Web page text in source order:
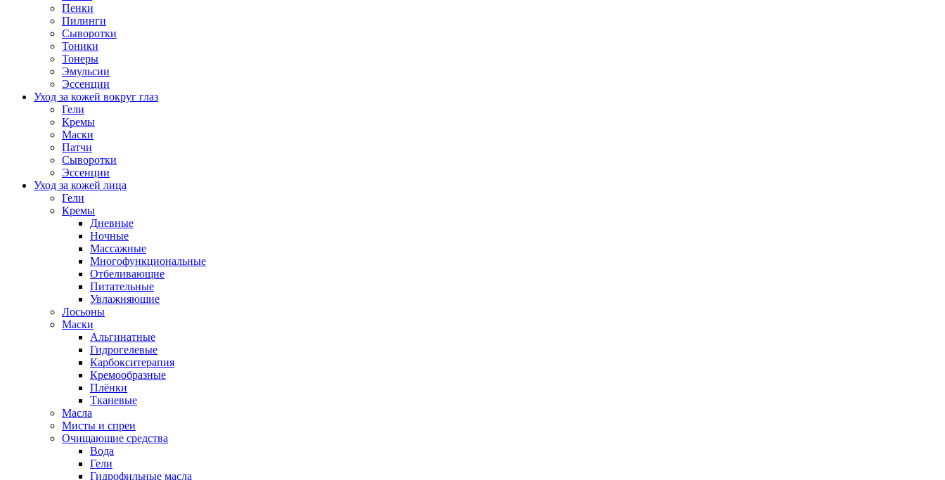
Пенки
Пилинги
Сыворотки
Тоники
Тонеры
Эмульсии
Эссенции
Уход за кожей вокруг глаз
Гели
Кремы
Маски
Патчи
Сыворотки
Эссенции
Уход за кожей лица
Гели
Кремы
Дневные
Ночные
Массажные
Многофункциональные
Отбеливающие
Питательные
Увлажняющие
Лосьоны
Маски
Альгинатные
Гидрогелевые
Карбокситерапия
Кремообразные
Плёнки
Тканевые
Масла
Мисты и спреи
Очищающие средства
Вода
Гели
Гидрофильные масла